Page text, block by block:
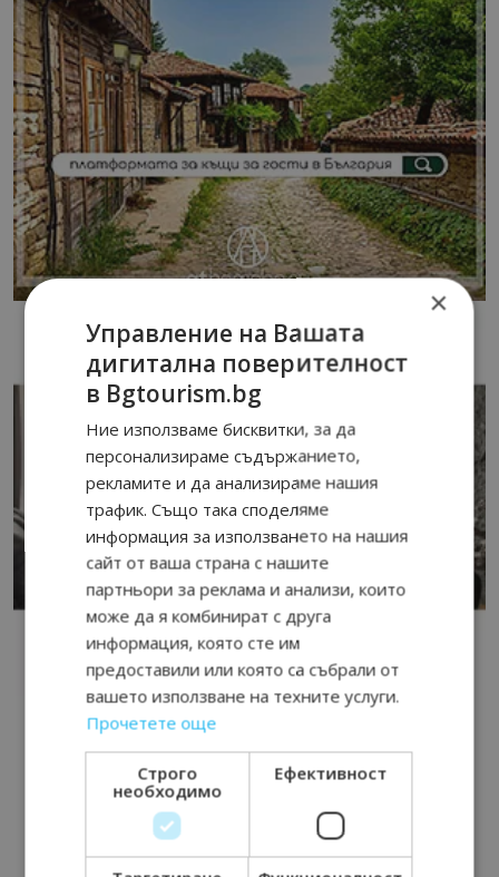
×
Управление на Вашата
дигитална поверителност
в Bgtourism.bg
Ние използваме бисквитки, за да
персонализираме съдържанието,
рекламите и да анализираме нашия
трафик. Също така споделяме
информация за използването на нашия
сайт от ваша страна с нашите
партньори за реклама и анализи, които
може да я комбинират с друга
информация, която сте им
предоставили или която са събрали от
вашето използване на техните услуги.
Прочетете още
Строго
необходимо
Ефективност